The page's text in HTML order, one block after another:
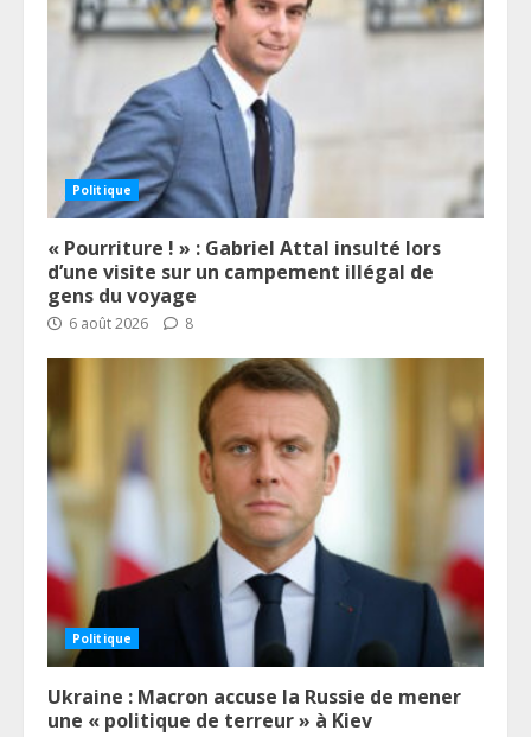
Politique
« Pourriture ! » : Gabriel Attal insulté lors
d’une visite sur un campement illégal de
gens du voyage
6 août 2026 8
Politique
Ukraine : Macron accuse la Russie de mener
une « politique de terreur » à Kiev